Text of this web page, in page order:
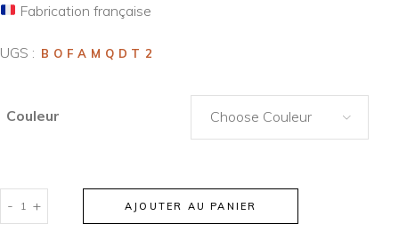
Fabrication française
UGS : BOFAMQDT2
Couleur Choose Couleur
- + AJOUTER AU PANIER